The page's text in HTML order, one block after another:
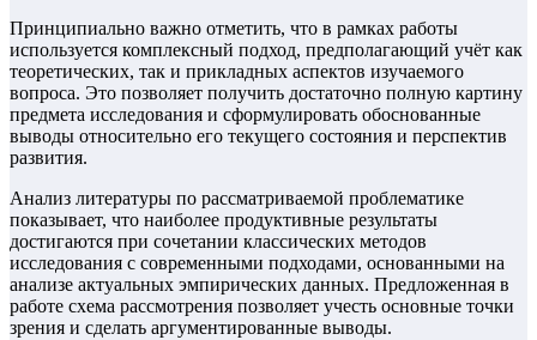
Принципиально важно отметить, что в рамках работы
используется комплексный подход, предполагающий учёт как
теоретических, так и прикладных аспектов изучаемого
вопроса. Это позволяет получить достаточно полную картину
предмета исследования и сформулировать обоснованные
выводы относительно его текущего состояния и перспектив
развития.
Анализ литературы по рассматриваемой проблематике
показывает, что наиболее продуктивные результаты
достигаются при сочетании классических методов
исследования с современными подходами, основанными на
анализе актуальных эмпирических данных. Предложенная в
работе схема рассмотрения позволяет учесть основные точки
зрения и сделать аргументированные выводы.